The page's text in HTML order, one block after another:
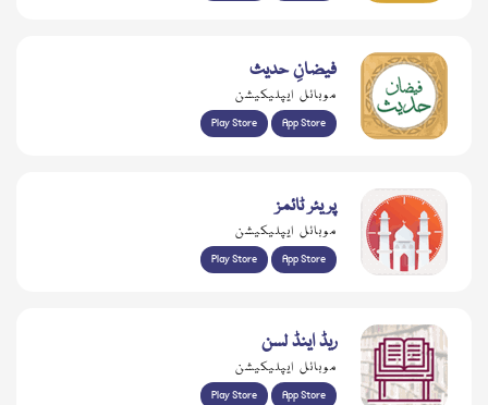
فیضانِ حدیث
موبائل ایپلیکیشن
Play Store App Store
پریئر ٹائمز
موبائل ایپلیکیشن
Play Store App Store
ریڈ اینڈ لسن
موبائل ایپلیکیشن
Play Store App Store